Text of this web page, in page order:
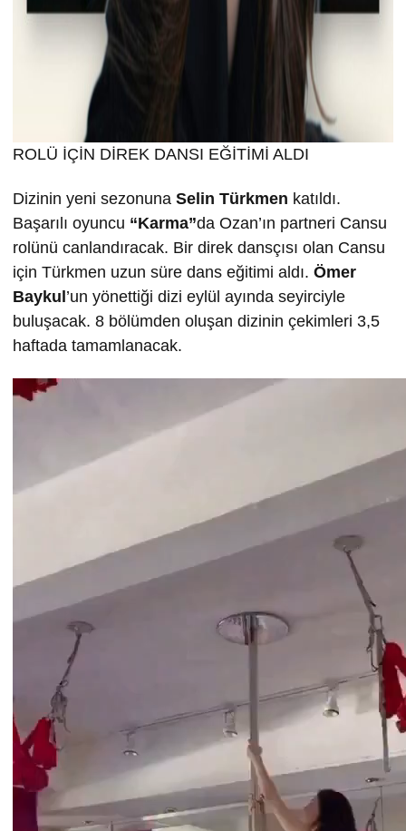
ROLÜ İÇİN DİREK DANSI EĞİTİMİ ALDI
Dizinin yeni sezonuna Selin Türkmen katıldı.
Başarılı oyuncu “Karma”da Ozan’ın partneri Cansu
rolünü canlandıracak. Bir direk dansçısı olan Cansu
için Türkmen uzun süre dans eğitimi aldı. Ömer
Baykul ’un yönettiği dizi eylül ayında seyirciyle
buluşacak. 8 bölümden oluşan dizinin çekimleri 3,5
haftada tamamlanacak.